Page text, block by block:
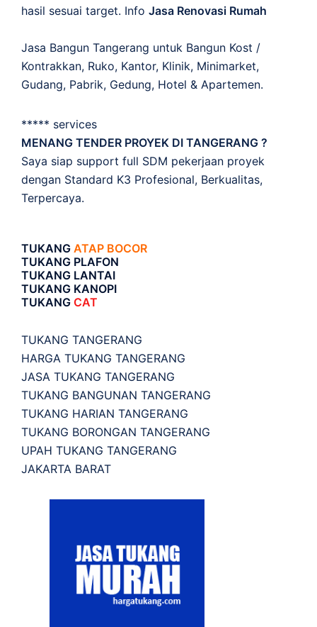
hasil sesuai target. Info Jasa Renovasi Rumah
Jasa Bangun Tangerang untuk Bangun Kost /
Kontrakkan, Ruko, Kantor, Klinik, Minimarket,
Gudang, Pabrik, Gedung, Hotel & Apartemen.
***** services
MENANG TENDER PROYEK DI TANGERANG ?
Saya siap support full SDM pekerjaan proyek
dengan Standard K3 Profesional, Berkualitas,
Terpercaya.
TUKANG ATAP BOCOR
TUKANG PLAFON
TUKANG LANTAI
TUKANG KANOPI
TUKANG CAT
TUKANG TANGERANG
HARGA TUKANG TANGERANG
JASA TUKANG TANGERANG
TUKANG BANGUNAN TANGERANG
TUKANG HARIAN TANGERANG
TUKANG BORONGAN TANGERANG
UPAH TUKANG TANGERANG
JAKARTA BARAT